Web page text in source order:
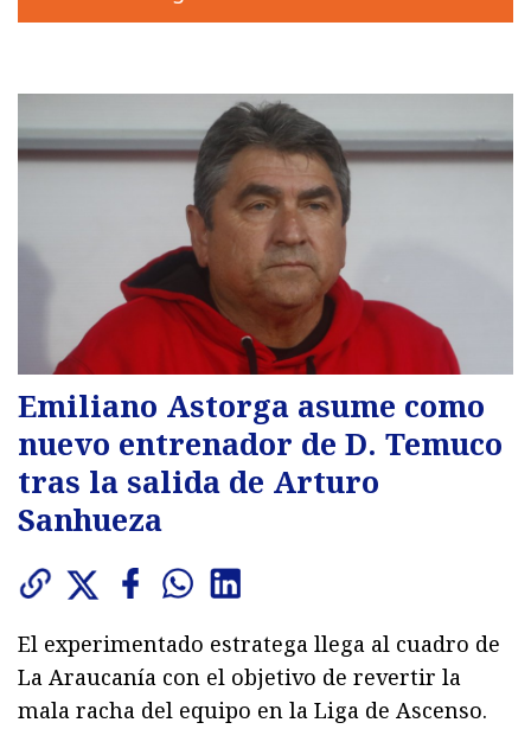
Emiliano Astorga asume como
nuevo entrenador de D. Temuco
tras la salida de Arturo
Sanhueza
El experimentado estratega llega al cuadro de
La Araucanía con el objetivo de revertir la
mala racha del equipo en la Liga de Ascenso.